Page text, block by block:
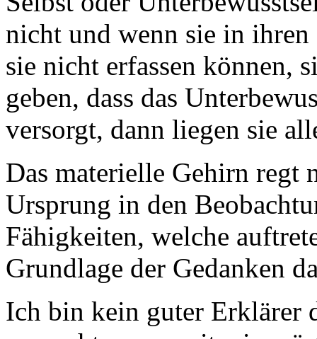
nicht und wenn sie in
sie nicht erfassen können,
geben, dass das
versorgt, dann liegen sie
Das materielle Gehirn regt
Ursprung in den
Fähigkeiten, welche
Grundlage der Gedanken
Ich bin kein guter Erklärer